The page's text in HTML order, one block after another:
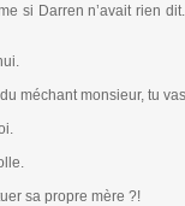
si Darren n’avait rien
méchant monsieur, tu
sa propre mère ?!